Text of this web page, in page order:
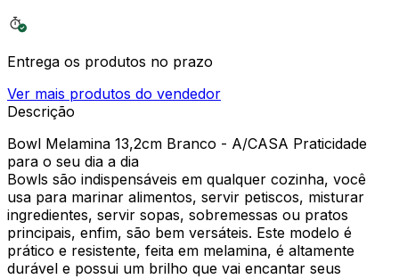
Entrega os produtos no prazo
Ver mais produtos do vendedor
Descrição
Bowl Melamina 13,2cm Branco - A/CASA Praticidade
para o seu dia a dia
Bowls são indispensáveis em qualquer cozinha, você
usa para marinar alimentos, servir petiscos, misturar
ingredientes, servir sopas, sobremessas ou pratos
principais, enfim, são bem versáteis. Este modelo é
prático e resistente, feita em melamina, é altamente
durável e possui um brilho que vai encantar seus